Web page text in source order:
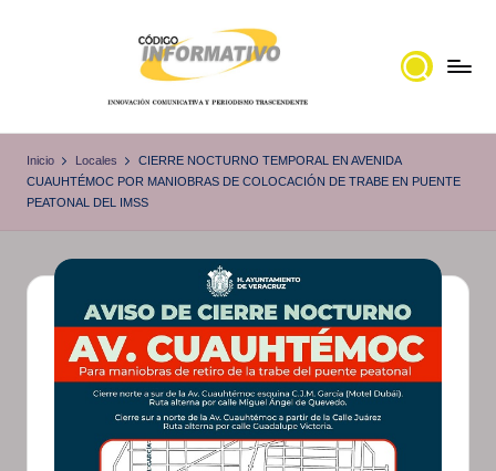
ó
d
o
I
n
o
noticias
Locales,
Inicio Locales
CIERRE NOCTURNO TEMPORAL EN AVENIDA
CUAUHTÉMOC POR MANIOBRAS DE COLOCACIÓN DE TRABE EN PUENTE
PEATONAL DEL IMSS